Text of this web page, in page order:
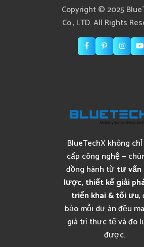
Copyright © 2025
Co., LTD. All Rights
BlueTechX không
cấp công nghệ —
đồng hành từtư vấn
lược, thiết kế giải
triển khai & tối ưu,
bảo mỗi dự án đều
giá trị thực tế và đo
được.